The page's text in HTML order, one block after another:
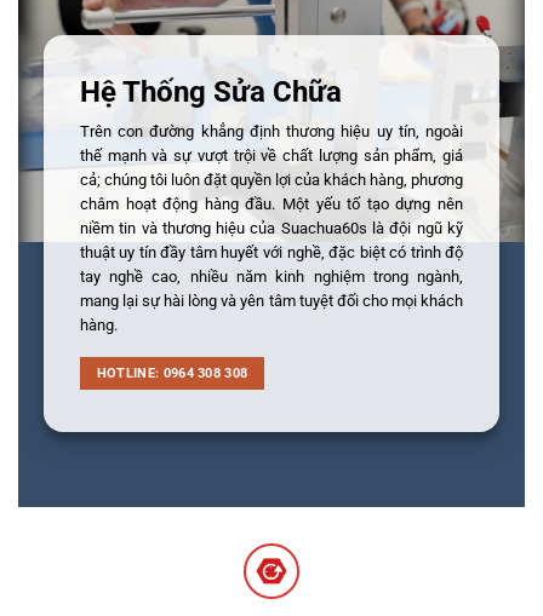
Hệ Thống Sửa Chữa
Trên con đường khẳng định thương hiệu uy tín, ngoài
thế mạnh và sự vượt trội về chất lượng sản phẩm, giá
cả; chúng tôi luôn đặt quyền lợi của khách hàng, phương
châm hoạt động hàng đầu. Một yếu tố tạo dựng nên
niềm tin và thương hiệu của Suachua60s là đội ngũ kỹ
thuật uy tín đầy tâm huyết với nghề, đặc biệt có trình độ
tay nghề cao, nhiều năm kinh nghiệm trong ngành,
mang lại sự hài lòng và yên tâm tuyệt đối cho mọi khách
hàng.
HOTLINE: 0964 308 308